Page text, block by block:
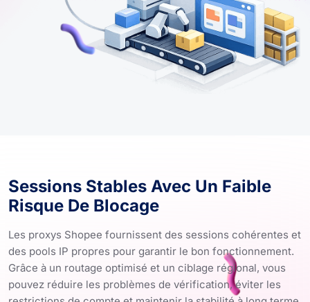
Sessions Stables Avec Un Faible
Risque De Blocage
Les proxys Shopee fournissent des sessions cohérentes et
des pools IP propres pour garantir le bon fonctionnement.
Grâce à un routage optimisé et un ciblage régional, vous
pouvez réduire les problèmes de vérification, éviter les